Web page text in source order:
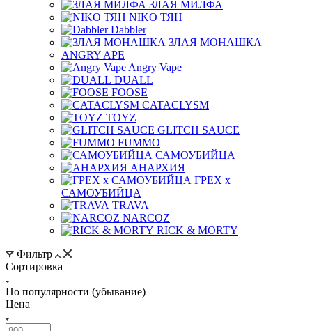
ЗЛАЯ МИЛФА
NIKO ТЯН
Dabbler
ЗЛАЯ МОНАШКА
ANGRY APE
Angry Vape
DUALL
FOOSE
CATACLYSM
TOYZ
GLITCH SAUCE
FUMMO
САМОУБИЙЦА
АНАРХИЯ
ГРЕХ х
САМОУБИЙЦА
TRAVA
NARCOZ
RICK & MORTY
Фильтр
Сортировка
По популярности (убывание)
Цена